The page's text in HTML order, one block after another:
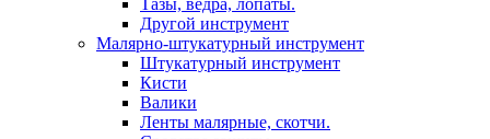
Тазы, ведра, лопаты.
Другой инструмент
Малярно-штукатурный инструмент
Штукатурный инструмент
Кисти
Валики
Ленты малярные, скотчи.